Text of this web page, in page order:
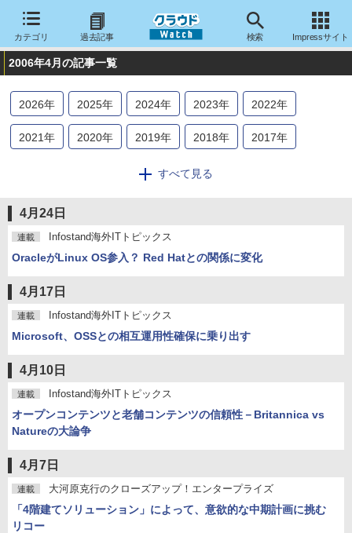
カテゴリ 過去記事 検索 Impressサイト
2006年4月の記事一覧
2026年 2025年 2024年 2023年 2022年
2021年 2020年 2019年 2018年 2017年
2014年 2013
2006 年 2005年 2004年
すべて見る
4月24日
連載 Infostand海外ITトピックス
OracleがLinux OS参入？ Red Hatとの関係に変化
4月17日
連載 Infostand海外ITトピックス
Microsoft、OSSとの相互運用性確保に乗り出す
4月10日
連載 Infostand海外ITトピックス
オープンコンテンツと老舗コンテンツの信頼性－Britannica vs
Natureの大論争
4月7日
連載 大河原克行のクローズアップ！エンタープライズ
「4階建てソリューション」によって、意欲的な中期計画に挑む
リコー